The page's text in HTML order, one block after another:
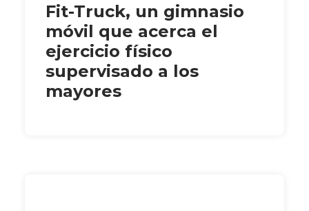
Fit-Truck, un gimnasio
móvil que acerca el
ejercicio físico
supervisado a los
mayores